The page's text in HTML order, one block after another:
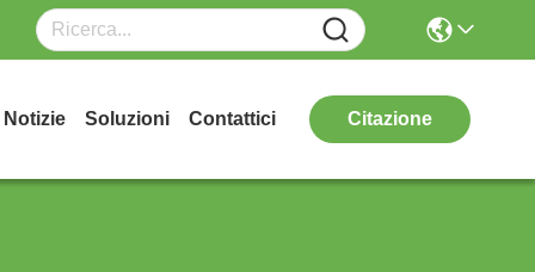
Notizie Soluzioni Contattici Citazione